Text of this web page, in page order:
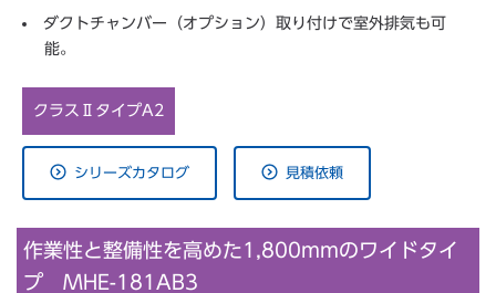
ダクトチャンバー（オプション）取り付けで室外排気も可
能。
クラスⅡタイプA2
シリーズカタログ 見積依頼
作業性と整備性を高めた1,800mmのワイドタイ
プ MHE-181AB3